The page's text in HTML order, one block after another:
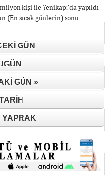
kişi ile Yenikapı’da yapıldı
(En sıcak günlerin) sonu
GÜN
GÜN »
TARIH
YAPRAK